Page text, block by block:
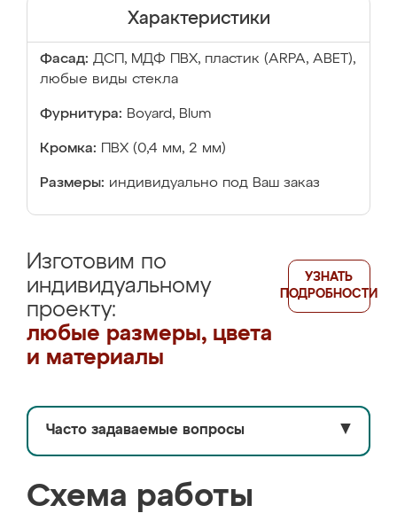
Характеристики
Фасад: ДСП, МДФ ПВХ, пластик (ARPA, ABET),
любые виды стекла
Фурнитура: Boyard, Blum
Кромка: ПВХ (0,4 мм, 2 мм)
Размеры: индивидуально под Ваш заказ
Изготовим по
индивидуальному
проекту:
любые размеры, цвета
и материалы
УЗНАТЬ
ПОДРОБНОСТИ
Часто задаваемые вопросы ▼
Схема работы